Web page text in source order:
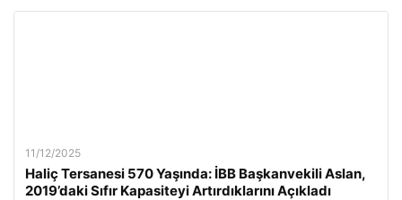
11/12/2025
Haliç Tersanesi 570 Yaşında: İBB Başkanvekili Aslan,
2019’daki Sıfır Kapasiteyi Artırdıklarını Açıkladı